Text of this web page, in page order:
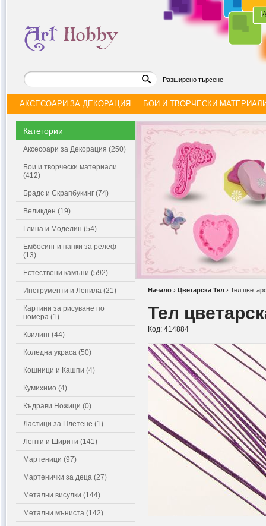
|
Разширено търсене
АКСЕСОАРИ ЗА ДЕКОРАЦИЯ БОИ И ТВОРЧЕСКИ
Категории
Аксесоари за Декорация (250)
Бои и творчески материали
(412)
Брадс и Скрапбукинг (74)
Великден (19)
Глина и Моделин (54)
Ембосинг и папки за релеф
(13)
Естествени камъни (592)
Инструменти и Лепила (21)
Картини за рисуване по
номера (1)
Квилинг (44)
Коледна украса (50)
Кошници и Кашпи (4)
Кумихимо (4)
Къдрави Ножици (0)
Ластици за Плетене (1)
Ленти и Ширити (141)
Мартеници (97)
Мартенички за деца (27)
Метални висулки (144)
Метални мъниста (142)
Начало › Цветарска Тел › Тел
Тел
Код: 414884